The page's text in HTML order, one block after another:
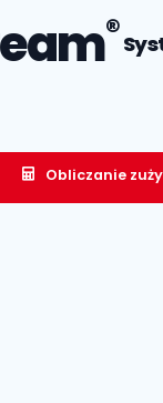
®
Obliczanie